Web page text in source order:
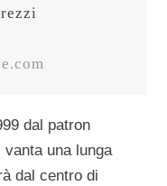
dal patron
vanta una lunga
dal centro di